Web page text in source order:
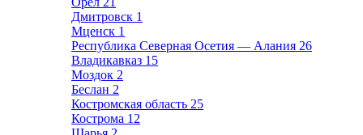
Дмитровск 1
Мценск 1
Республика Северная Осетия — Алания 26
Владикавказ 15
Моздок 2
Беслан 2
Костромская область 25
Кострома 12